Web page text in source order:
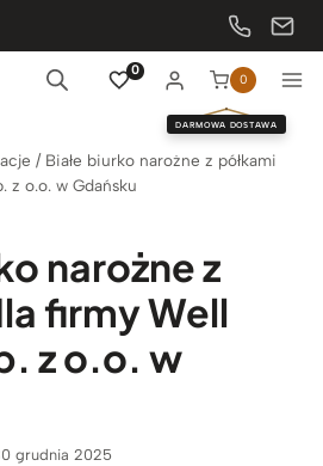
0
0
DARMOWA DOSTAWA
/ Białe biurko narożne z półkami
z o.o. w Gdańsku
narożne z
firmy Well
z o.o. w
grudnia 2025